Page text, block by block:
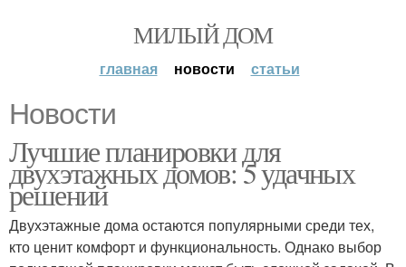
МИЛЫЙ ДОМ
главная новости статьи
Новости
Лучшие планировки для
двухэтажных домов: 5 удачных
решений
Двухэтажные дома остаются популярными среди тех,
кто ценит комфорт и функциональность. Однако выбор